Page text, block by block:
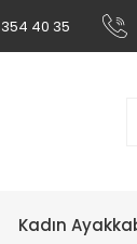
40 35
Kadın